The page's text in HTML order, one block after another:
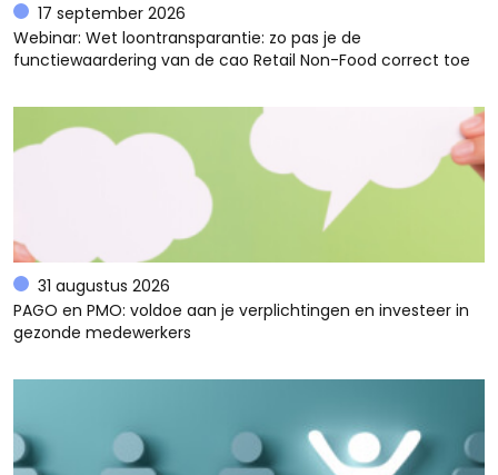
17 september 2026
Webinar: Wet loontransparantie: zo pas je de
functiewaardering van de cao Retail Non-Food correct toe
31 augustus 2026
PAGO en PMO: voldoe aan je verplichtingen en investeer in
gezonde medewerkers